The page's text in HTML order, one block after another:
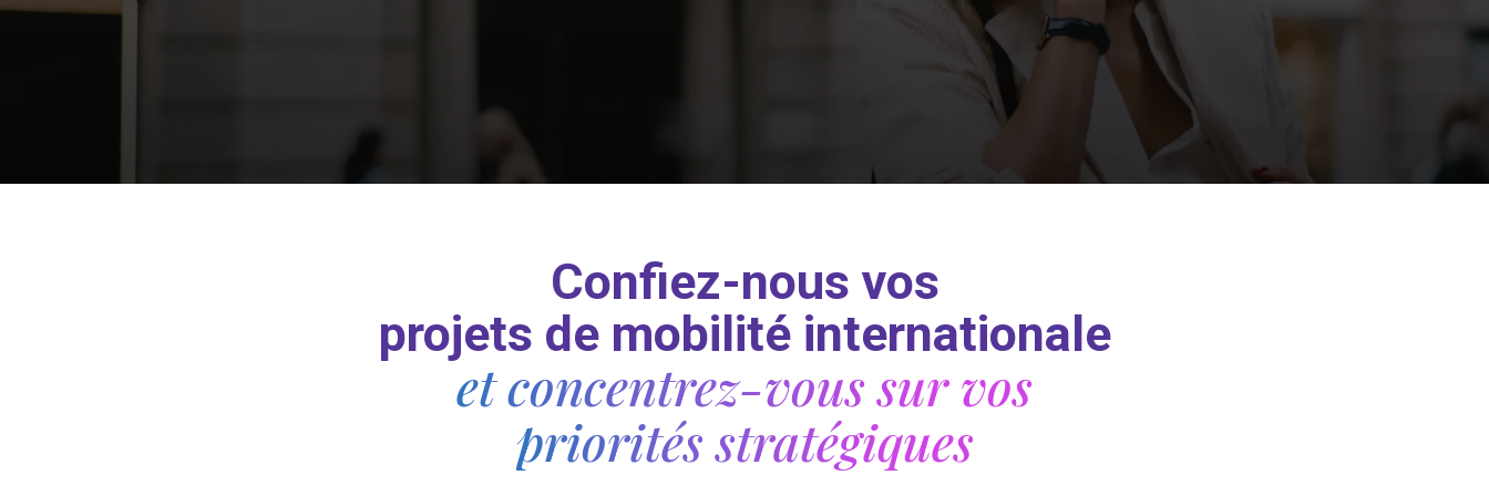
Confiez-nous vos
projets de mobilité internationale
et concentrez-vous sur vos
priorités stratégiques